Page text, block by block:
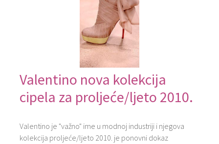
Valentino nova kolekcija
cipela za proljeće/ljeto 2010.
Valentino je "važno" ime u modnoj industriji i njegova
kolekcija proljeće/ljeto 2010. je ponovni dokaz